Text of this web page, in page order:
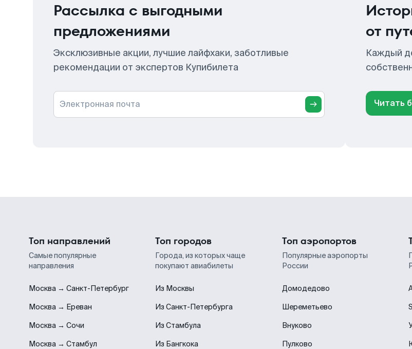
Рассылка с выгодными
предложениями
Эксклюзивные акции, лучшие лайфхаки, заботливые
рекомендации от экспертов Купибилета
Электронная почта
от
Каждый
Читать
Топ направлений
Самые популярные
направления
Москва → Санкт-Петербург
Москва → Ереван
Москва → Сочи
Москва → Стамбул
Топ городов
Города, из которых чаще
покупают авиабилеты
Из Москвы
Из Санкт-Петербурга
Из Стамбула
Из Бангкока
Топ аэропортов
Популярные аэропорты
России
Домодедово
Шереметьево
Внуково
Пулково